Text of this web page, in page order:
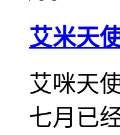
艾米天
艾咪天
七月已